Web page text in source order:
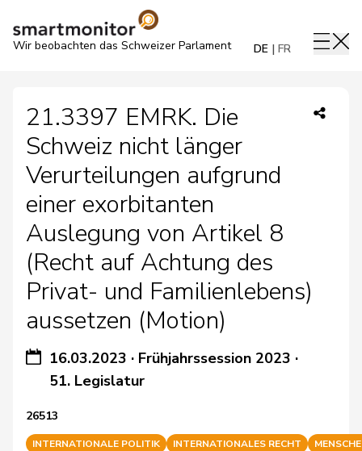
Wir beobachten das Schweizer Parlament DE FR
21.3397 EMRK. Die
Schweiz nicht länger
Verurteilungen aufgrund
einer exorbitanten
Auslegung von Artikel 8
(Recht auf Achtung des
Privat- und Familienlebens)
aussetzen (Motion)
16.03.2023 · Frühjahrssession 2023 ·
51. Legislatur
26513
INTERNATIONALE POLITIK INTERNATIONALES RECHT